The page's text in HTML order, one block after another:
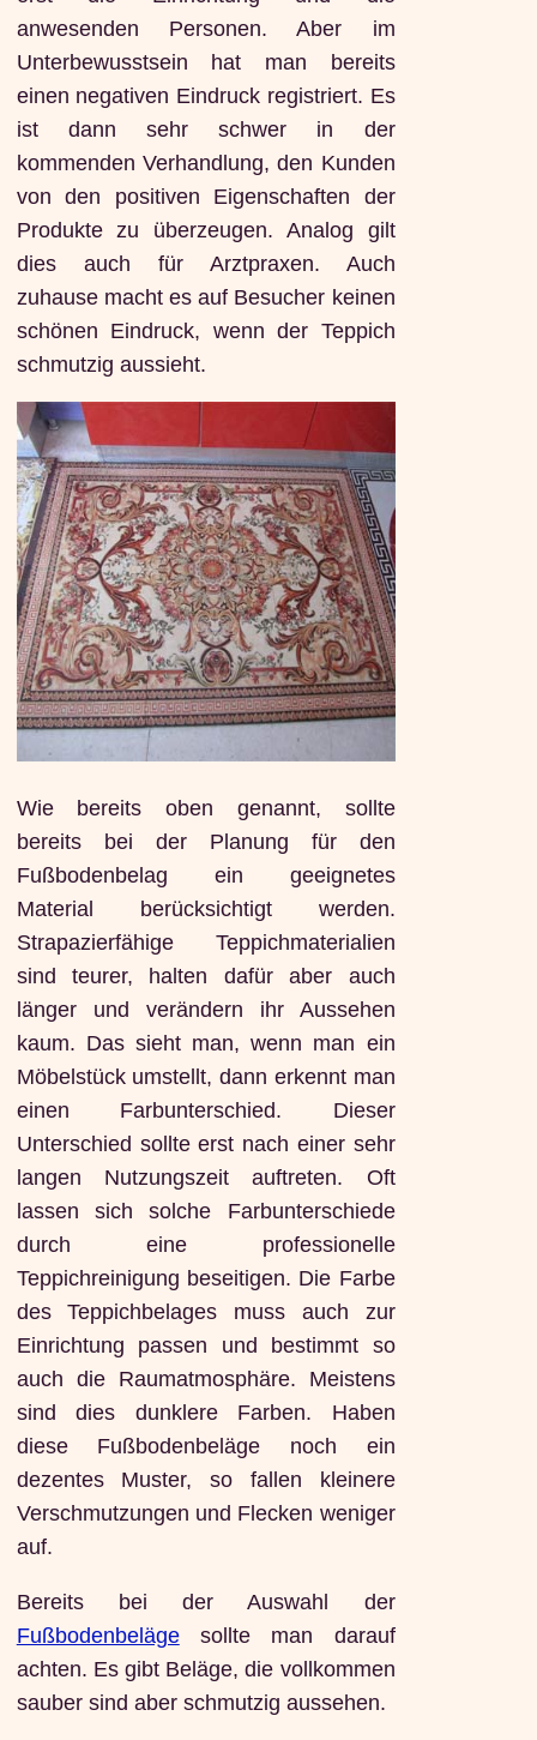
anwesenden Personen. Aber im
Unterbewusstsein hat man bereits
einen negativen Eindruck registriert. Es
ist dann sehr schwer in der
kommenden Verhandlung, den Kunden
von den positiven Eigenschaften der
Produkte zu überzeugen. Analog gilt
dies auch für Arztpraxen. Auch
zuhause macht es auf Besucher keinen
schönen Eindruck, wenn der Teppich
schmutzig aussieht.
Wie bereits oben genannt, sollte
bereits bei der Planung für den
Fußbodenbelag ein geeignetes
Material berücksichtigt werden.
Strapazierfähige Teppichmaterialien
sind teurer, halten dafür aber auch
länger und verändern ihr Aussehen
kaum. Das sieht man, wenn man ein
Möbelstück umstellt, dann erkennt man
einen Farbunterschied. Dieser
Unterschied sollte erst nach einer sehr
langen Nutzungszeit auftreten. Oft
lassen sich solche Farbunterschiede
durch eine professionelle
Teppichreinigung beseitigen. Die Farbe
des Teppichbelages muss auch zur
Einrichtung passen und bestimmt so
auch die Raumatmosphäre. Meistens
sind dies dunklere Farben. Haben
diese Fußbodenbeläge noch ein
dezentes Muster, so fallen kleinere
Verschmutzungen und Flecken weniger
auf.
Bereits bei der Auswahl der
Fußbodenbelägesollte man darauf
achten. Es gibt Beläge, die vollkommen
sauber sind aber schmutzig aussehen.